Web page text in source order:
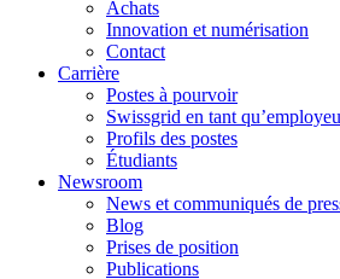
Achats
Innovation et numérisation
Contact
Carrière
Postes à pourvoir
Swissgrid en tant
Profils des postes
Étudiants
Newsroom
News et communiqués de
Blog
Prises de position
Publications